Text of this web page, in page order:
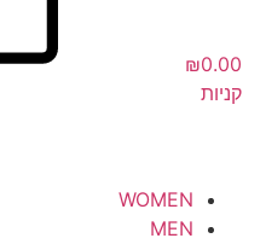
₪0.00
קניות
WOMEN
MEN